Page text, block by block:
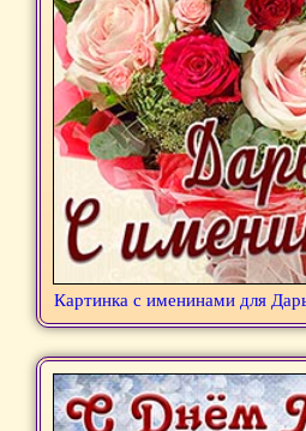
Картинка с именинами для